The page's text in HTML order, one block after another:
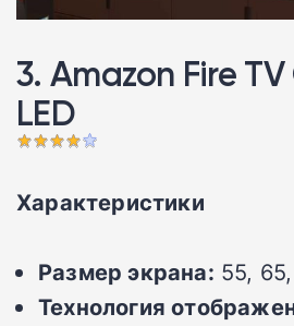
3. Amazon Fire
LED
Характеристики
Размер экрана: 55,
Технология